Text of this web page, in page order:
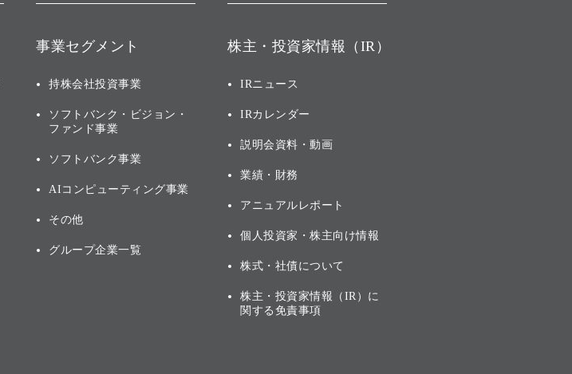
事業セグメント
持株会社投資事業
ソフトバンク・ビジョン・
ファンド事業
ソフトバンク事業
AIコンピューティング事業
その他
グループ企業一覧
株主・投資家情報（IR）
IRニュース
IRカレンダー
説明会資料・動画
業績・財務
アニュアルレポート
個人投資家・株主向け情報
株式・社債について
株主・投資家情報（IR）に
関する免責事項